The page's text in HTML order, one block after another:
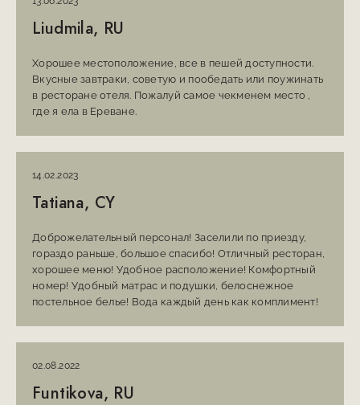
Liudmila, RU
Хорошее местоположение, все в пешей доступности.
Вкусные завтраки, советую и пообедать или поужинать
в ресторане отеля. Пожалуй самое чекменем место ,
где я ела в Ереване.
14.02.2023
Tatiana, CY
Доброжелательный персонал! Заселили по приезду,
гораздо раньше, большое спасибо! Отличный ресторан,
хорошее меню! Удобное расположение! Комфортный
номер! Удобный матрас и подушки, белоснежное
постельное белье! Вода каждый день как комплимент!
02.08.2022
Funtikova, RU